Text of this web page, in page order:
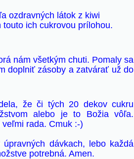
ozdravných látok z kiwi
ich cukrovou prílohou.
nám všetkým chuti. Pomaly sa
doplniť zásoby a zatvárať už do
že či tých 20 dekov cukru
alebo je to Božia vôľa.
rada. Cmuk :-)
dávkach, lebo každá
potrebná. Amen.